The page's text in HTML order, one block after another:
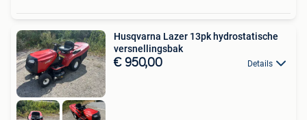
Husqvarna Lazer 13pk hydrostatische
versnellingsbak
€ 950,00 Details